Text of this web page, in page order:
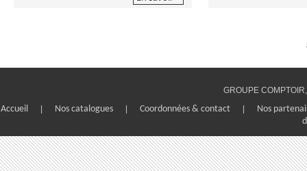
GROUPE
Accueil | Nos catalogues | Coordonnées & contact | Nos